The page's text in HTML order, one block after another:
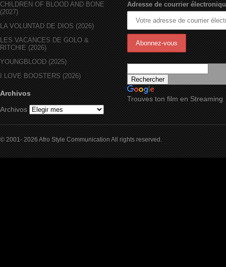
CHILDREN OF BLOOD AND BONE
(2027)
LA VOLUNTAD DE DIOS (2026)
LES VACANCES DE GOLO &
RITCHIE (2026)
YOUNGBLOOD (2025)
I LOVE BOOSTERS (2026)
Archivos
Archivos
Adresse de courrier
Trouves ton film en Streaming
© 2001- 2026 Afro Style Communication All rights reserved.